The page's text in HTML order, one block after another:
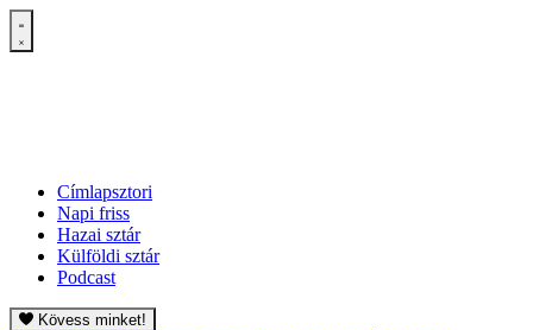
Címlapsztori
Napi friss
Hazai sztár
Külföldi sztár
Podcast
Kövess minket!